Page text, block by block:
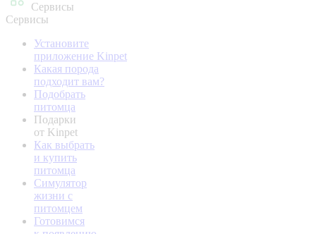
Сервисы
Сервисы
Установите
приложение Kinpet
Какая порода
подходит вам?
Подобрать
питомца
Подарки
от Kinpet
Как выбрать
и купить
питомца
Симулятор
жизни с
питомцем
Готовимся